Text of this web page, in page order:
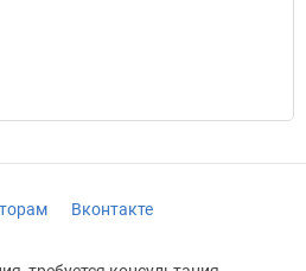
Вконтакте